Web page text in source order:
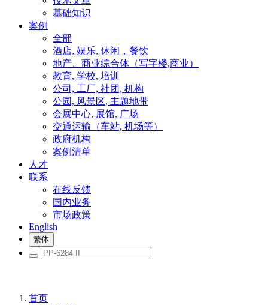
基础知识
案例
全部
酒店, 娱乐, 休闲，餐饮
地产、商业综合体（写字楼,商业）
教育, 学校, 培训
公司, 工厂, 社团, 机构
公园, 风景区, 主题地带
会展中心, 展馆, 广场
交通运输（车站, 机场等）
政府机构
案例清单
人才
联系
在线反馈
国内业务
市场政策
English
繁体
首页